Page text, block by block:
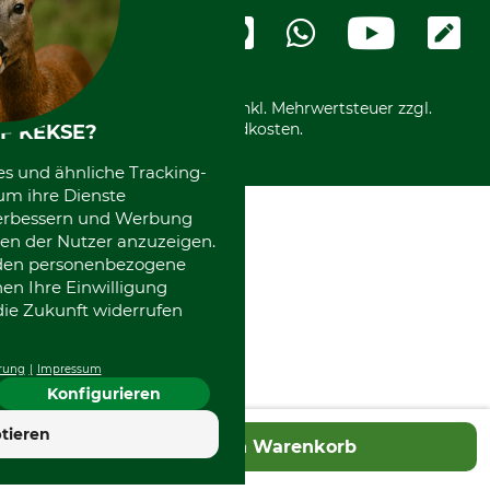
In den Warenkorb
Widerrufsformular
Kostenloser Rückversand
Nachhaltigkeit
Entsorgung und Umwelt
Datenschutz Print
Vorkasse
Ladengeschäft
Motorgeräteshop
Über uns
Community
International
Alle Preise in Euro und inkl. Mehrwertsteuer zzgl.
Versandkosten.
KEKSE?
und ähnliche Tracking-
ihre Dienste
und Werbung
der Nutzer anzuzeigen.
personenbezogene
Ihre Einwilligung
Zukunft widerrufen
Impressum
Konfigurieren